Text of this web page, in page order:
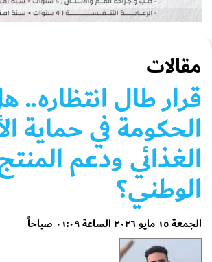
مقالات
قرار طال
الحكومة في حماية
الغذائي ودعم
الوطني؟
الجمعة ١٥ مايو ٢٠٢٦ الساعة ٠١:٠٩ صباحاً